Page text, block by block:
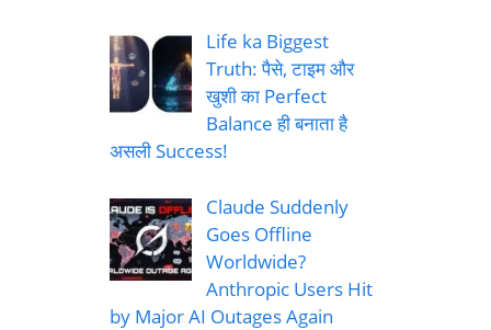
Life ka Biggest
Truth: पैसे, टाइम और
खुशी का Perfect
Balance ही बनाता है
असली Success!
Claude Suddenly
Goes Offline
Worldwide?
Anthropic Users Hit
by Major AI Outages Again